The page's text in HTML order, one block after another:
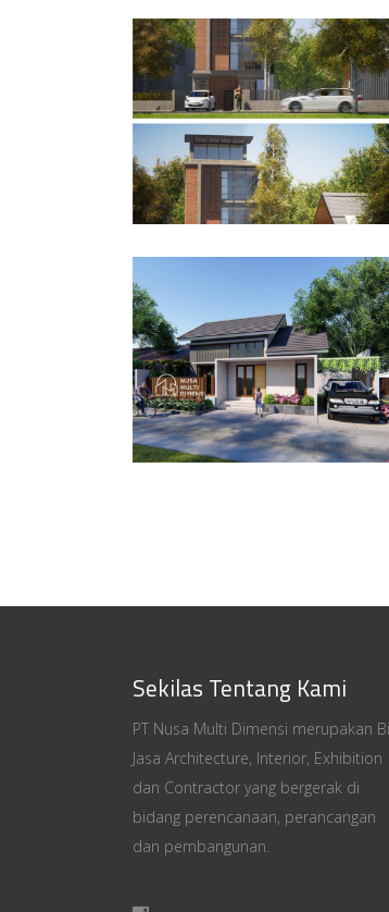
Desain Rumah Bapak
Husain di Bandung
DESAIN RUMAH TERBAIK
Desain Rumah Bapak
Dodi di Ciomas Bogor
DESAIN RUMAH TERBAIK
Sekilas Tentang Kami
PT Nusa Multi Dimensi merupakan
Jasa Architecture, Interior, Exhibition
dan Contractor yang bergerak di
bidang perencanaan, perancangan
dan pembangunan.